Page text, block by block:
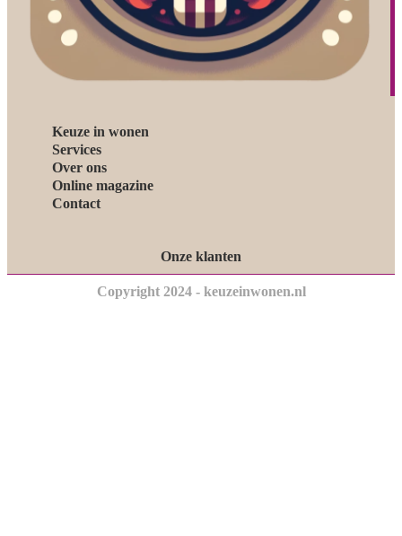
Keuze in wonen
Services
Over ons
Online magazine
Contact
Onze klanten
Copyright 2024 - keuzeinwonen.nl